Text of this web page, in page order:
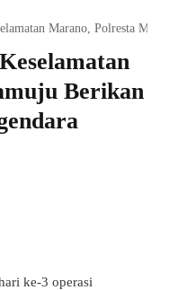
Marano, Polresta
Berikan
ke-3 operasi